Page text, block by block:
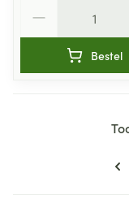
Bestel